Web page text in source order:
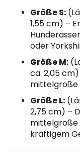
Größe S:
1,55 cm) –
oder
Größe M:
ca. 2,05
mittelgroße
Größe L:
2,75 cm) –
mittelgroße
kräftigem